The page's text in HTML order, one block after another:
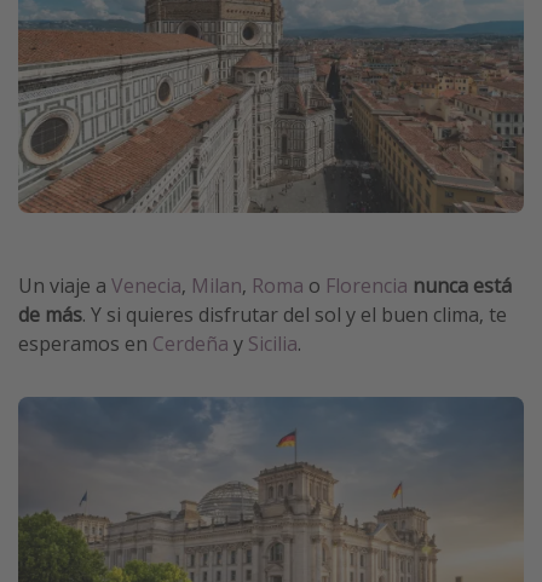
Un viaje a Venecia, Milan, Roma o Florencia nunca está
de más. Y si quieres disfrutar del sol y el buen clima, te
esperamos en Cerdeña y Sicilia.